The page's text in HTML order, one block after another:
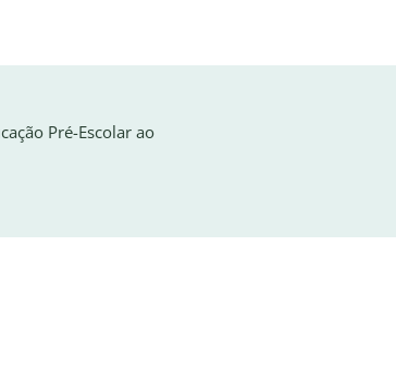
Pré-Escolar ao